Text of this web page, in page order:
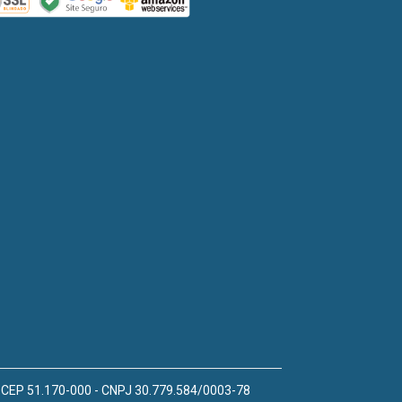
51.170-000 - CNPJ 30.779.584/0003-78